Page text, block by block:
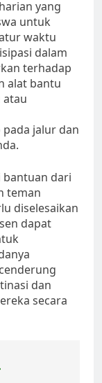
yang
untuk
waktu
dalam
terhadap
alat bantu
jalur dan
bantuan dari
teman
diselesaikan
dapat
dan
secara